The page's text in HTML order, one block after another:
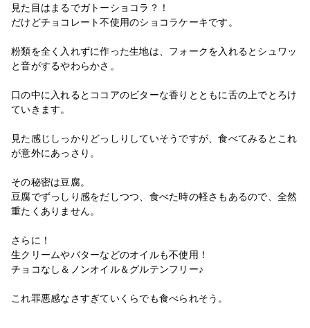
見た目はまるでガトーショコラ？！
だけどチョコレート不使用のショコラケーキです。
粉類を全く入れずに作った生地は、フォークを入れるとシュワッ
と音がするやわらかさ。
口の中に入れるとココアのビターな香りとともに舌の上でとろけ
ていきます。
見た感じしっかりどっしりしていそうですが、食べてみるとこれ
が意外にあっさり。
その秘密は豆腐。
豆腐でずっしり感をだしつつ、食べた時の軽さもあるので、全然
重たくありません。
さらに！
生クリームやバターなどのオイルも不使用！
チョコなし＆ノンオイル＆グルテンフリー♪
これ罪悪感なさすぎていくらでも食べられそう。